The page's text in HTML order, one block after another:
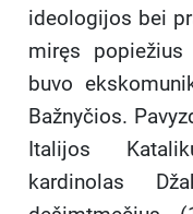
ideologijos bei
miręs
buvo
Bažnyčios.
Italijos
kardinolas